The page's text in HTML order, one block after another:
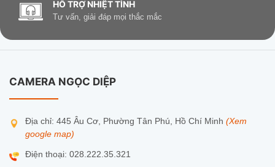
HỖ TRỢ NHIỆT TÌNH
Tư vấn, giải đáp mọi thắc mắc
CAMERA NGỌC DIỆP
Địa chỉ: 445 Âu Cơ, Phường Tân Phú, Hồ Chí Minh (Xem
google map)
Điện thoại: 028.222.35.321